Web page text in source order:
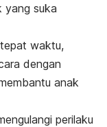
yang suka
waktu,
dengan
anak
perilaku